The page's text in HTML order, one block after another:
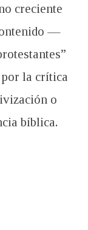
creciente
—
la crítica
o
bíblica.